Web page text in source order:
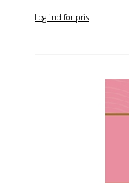
Log ind for pris